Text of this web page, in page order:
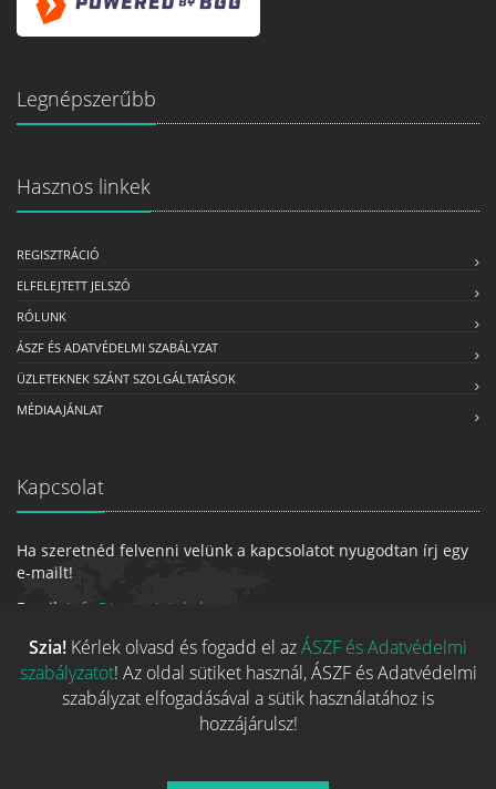
Legnépszerűbb
Hasznos linkek
REGISZTRÁCIÓ
ELFELEJTETT JELSZÓ
RÓLUNK
ÁSZF ÉS ADATVÉDELMI SZABÁLYZAT
ÜZLETEKNEK SZÁNT SZOLGÁLTATÁSOK
MÉDIAAJÁNLAT
Kapcsolat
Ha szeretnéd felvenni velünk a kapcsolatot nyugodtan írj egy
e-mailt!
Email: info@tarsasjatekok.com
Szia! Kérlek olvasd és fogadd el azÁSZF és Adatvédelmi
szabályzatot! Az oldal sütiket használ, ÁSZF és Adatvédelmi
szabályzat elfogadásával a sütik használatához is
hozzájárulsz!